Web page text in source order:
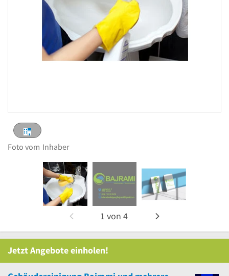
Foto vom Inhaber
1 von 4
Jetzt Angebote einholen!